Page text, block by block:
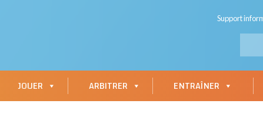
Support
JOUER ARBITRER ENTRAÎNER